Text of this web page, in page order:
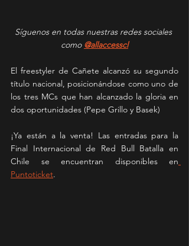
Síguenos en todas nuestras redes sociales
como @allaccesscl
El freestyler de Cañete alcanzó su segundo
título nacional, posicionándose como uno de
los tres MCs que han alcanzado la gloria en
dos oportunidades (Pepe Grillo y Basek)
¡Ya están a la venta! Las entradas para la
Final Internacional de Red Bull Batalla en
Chile se encuentran disponibles en
Puntoticket.